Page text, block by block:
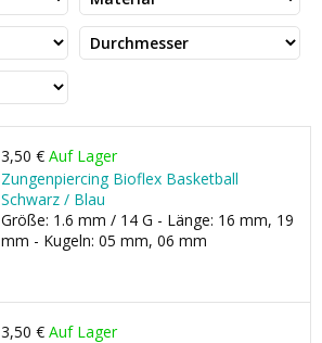
3,50 € Auf Lager
Zungenpiercing Bioflex Basketball
Schwarz / Blau
Größe: 1.6 mm / 14 G - Länge: 16 mm, 19
mm - Kugeln: 05 mm, 06 mm
3,50 € Auf Lager